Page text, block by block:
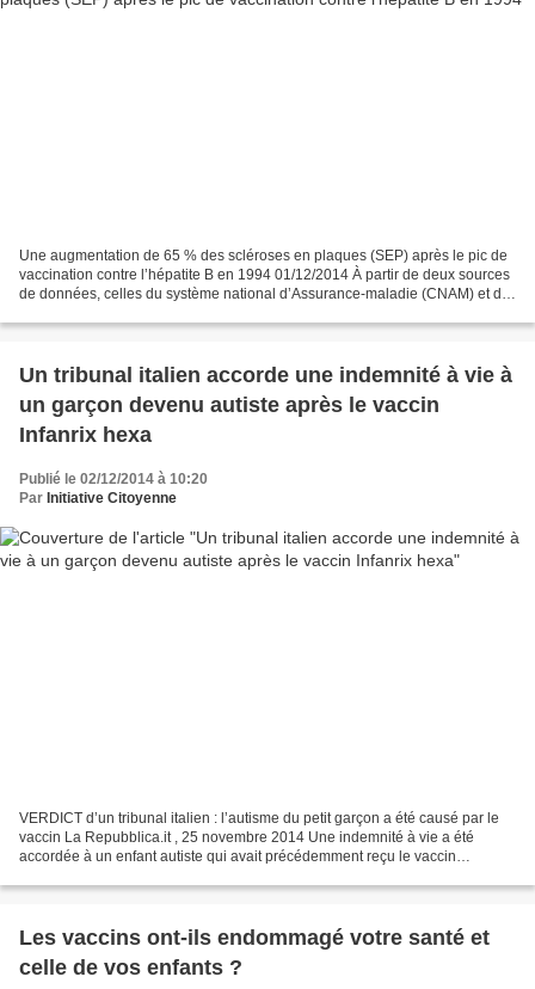
Une augmentation de 65 % des scléroses en plaques (SEP) après le pic de
vaccination contre l’hépatite B en 1994 01/12/2014 À partir de deux sources
de données, celles du système national d’Assurance-maladie (CNAM) et du
Un tribunal italien accorde une indemnité à vie à
un garçon devenu autiste après le vaccin
Infanrix hexa
Publié le 02/12/2014 à 10:20
Par Initiative Citoyenne
VERDICT d’un tribunal italien : l’autisme du petit garçon a été causé par le
vaccin La Repubblica.it , 25 novembre 2014 Une indemnité à vie a été
accordée à un enfant autiste qui avait précédemment reçu le vaccin
Les vaccins ont-ils endommagé votre santé et
celle de vos enfants ?